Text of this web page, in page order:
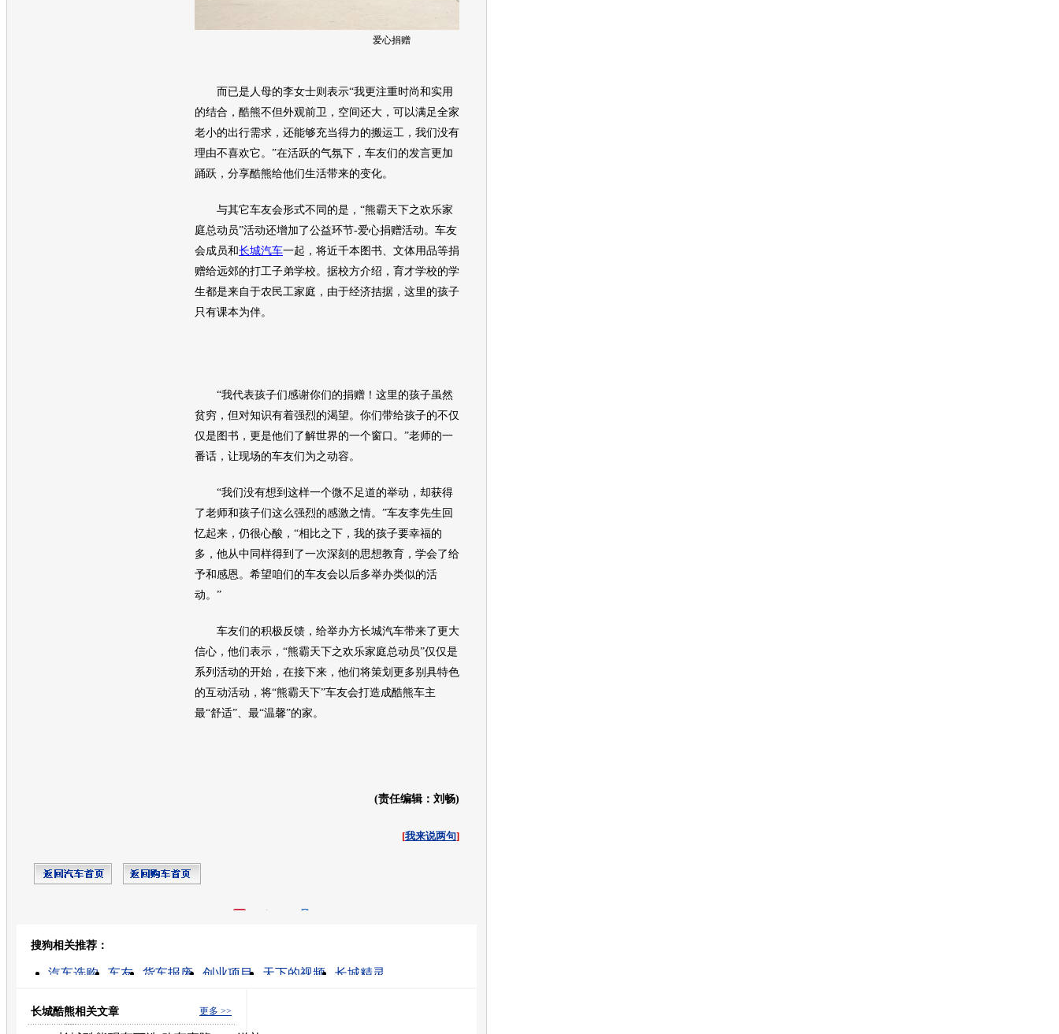
爱心捐赠
而已是人母的李女士则表示“我更注重时尚和实用
的结合， 酷熊不但外观前卫，空间还大，可以满足全家
老小的出行需求，还能够充当得力的搬运工，我们没有
理由不喜欢它。”在活跃的气氛下，车友们的发言更加
踊跃，分享酷熊给他们生活带来的变化。
与其它车友会形式不同的是，“熊霸天下之欢乐家
庭总动员”活动还增加了公益环节-爱心捐赠活动。车友
会成员和长城汽车一起，将近千本图书、文体用品等捐
赠给远郊的打工子弟学校。据校方介绍，育才学校的学
生都是来自于农民工家庭，由于经济拮据，这里的孩子
只有课本为伴。
“我代表孩子们感谢你们的捐赠！这里的孩子虽然
贫穷，但对知识有着强烈的渴望。你们带给孩子的不仅
仅是图书，更是他们了解世界的一个窗口。”老师的一
番话，让现场的车友们为之动容。
“我们没有想到这样一个微不足道的举动，却获得
了老师和孩子们这么强烈的感激之情。”车友李先生回
忆起来，仍很心酸，“相比之下，我的孩子要幸福的
多，他从中同样得到了一次深刻的思想教育，学会了给
予和感恩。希望咱们的车友会以后多举办类似的活
动。”
车友们的积极反馈，给举办方长城汽车带来了更大
信心，他们表示，“熊霸天下之欢乐家庭总动员”仅仅是
系列活动的开始，在接下来，他们将策划更多别具特色
的互动活动，将“熊霸天下”车友会打造成酷熊车主
最“舒适”、最“温馨”的家。
(责任编辑：刘畅)
[我来说两句]
转发至： 白社会
搜狗相关推荐：
汽车选购 车友 货车报废 创业项目 天下的视频
长城精灵
更多 >>
长城酷熊相关文章